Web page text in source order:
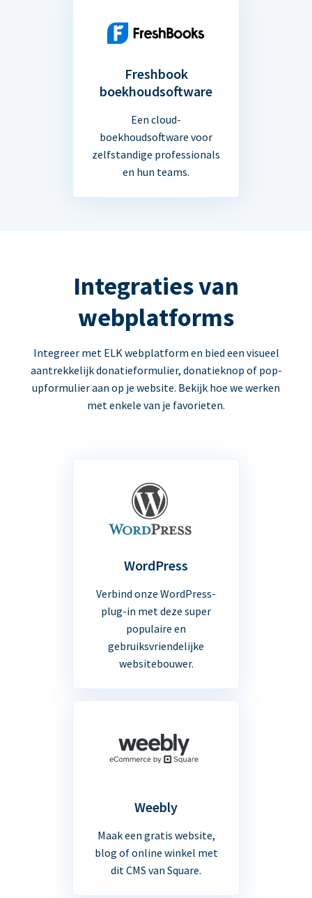
Freshbook
boekhoudsoftware
Een cloud-
boekhoudsoftware voor
zelfstandige professionals
en hun teams.
Integraties van
webplatforms
Integreer met ELK webplatform en bied een visueel
aantrekkelijk donatieformulier, donatieknop of pop-
upformulier aan op je website. Bekijk hoe we werken
met enkele van je favorieten.
WordPress
Verbind onze WordPress-
plug-in met deze super
populaire en
gebruiksvriendelijke
websitebouwer.
Weebly
Maak een gratis website,
blog of online winkel met
dit CMS van Square.